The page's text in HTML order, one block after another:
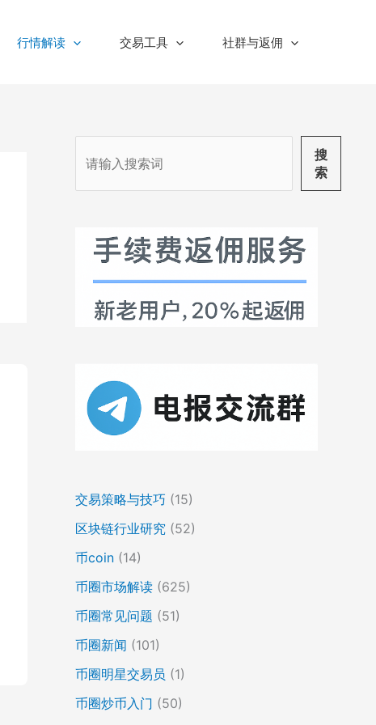
行情解读 交易工具 社群与返佣
搜
索
交易策略与技巧 (15)
区块链行业研究 (52)
币coin (14)
币圈市场解读 (625)
币圈常见问题 (51)
币圈新闻 (101)
币圈明星交易员 (1)
币圈炒币入门 (50)